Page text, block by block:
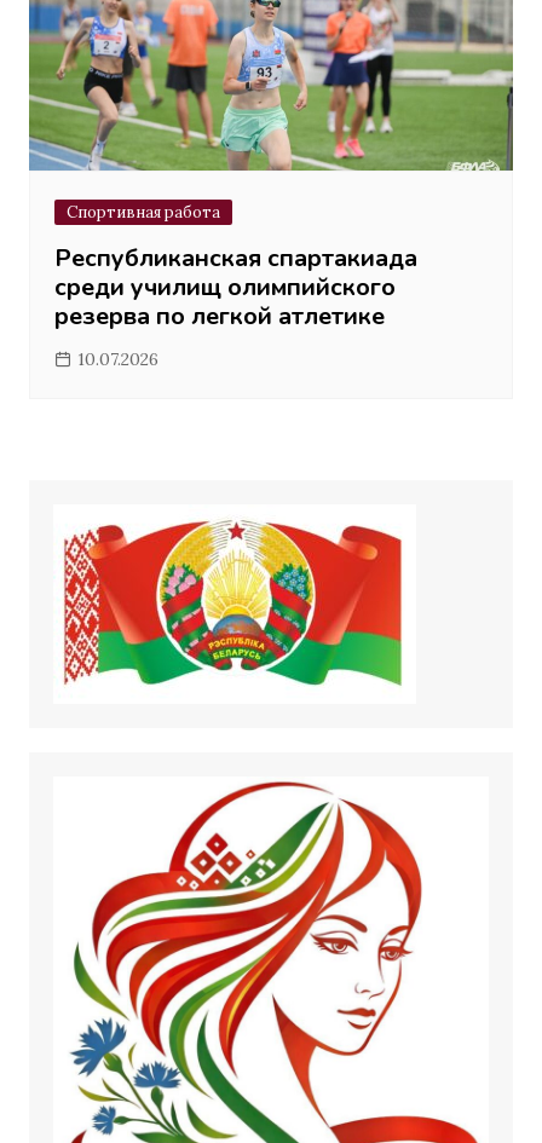
Спортивная работа
Республиканская спартакиада
среди училищ олимпийского
резерва по легкой атлетике
10.07.2026